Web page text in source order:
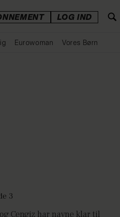
LOG IND
Eurowoman Vores Børn
Cengiz har navne klar til